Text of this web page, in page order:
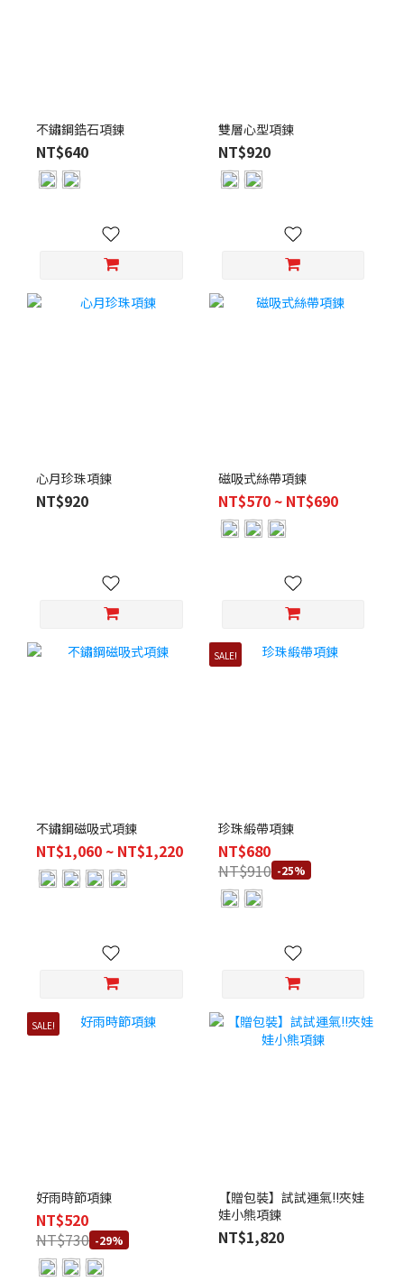
不鏽鋼鋯石項鍊
NT$640
雙層心型項鍊
NT$920
心月珍珠項鍊
NT$920
磁吸式絲帶項鍊
NT$570 ~ NT$690
不鏽鋼磁吸式項鍊
NT$1,060 ~ NT$1,220
SALE!
珍珠緞帶項鍊
NT$680
NT$910 -25%
SALE!
好雨時節項鍊
NT$520
NT$730 -29%
【贈包裝】試試運氣!!夾娃
娃小熊項鍊
NT$1,820